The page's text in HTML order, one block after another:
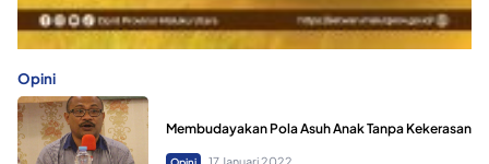
Opini
Membudayakan Pola Asuh Anak Tanpa Kekerasan